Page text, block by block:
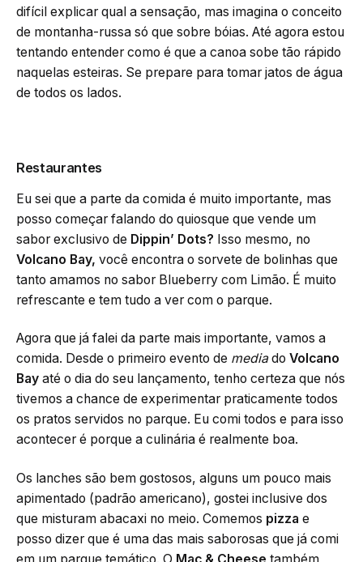
difícil explicar qual a sensação, mas imagina o conceito
de montanha-russa só que sobre bóias. Até agora estou
tentando entender como é que a canoa sobe tão rápido
naquelas esteiras. Se prepare para tomar jatos de água
de todos os lados.
Restaurantes
Eu sei que a parte da comida é muito importante, mas
posso começar falando do quiosque que vende um
sabor exclusivo de Dippin’ Dots? Isso mesmo, no
Volcano Bay, você encontra o sorvete de bolinhas que
tanto amamos no sabor Blueberry com Limão. É muito
refrescante e tem tudo a ver com o parque.
Agora que já falei da parte mais importante, vamos a
comida. Desde o primeiro evento de mediado Volcano
Bay até o dia do seu lançamento, tenho certeza que nós
tivemos a chance de experimentar praticamente todos
os pratos servidos no parque. Eu comi todos e para isso
acontecer é porque a culinária é realmente boa.
Os lanches são bem gostosos, alguns um pouco mais
apimentado (padrão americano), gostei inclusive dos
que misturam abacaxi no meio. Comemos pizza e
posso dizer que é uma das mais saborosas que já comi